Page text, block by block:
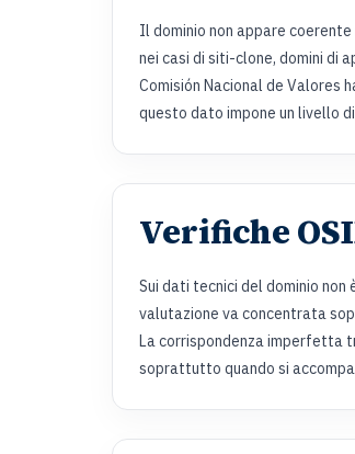
Il dominio non appare
nei casi di siti-clone, domini di
Comisión Nacional de
questo dato impone un livello
Verifiche
Sui dati tecnici del dominio non
valutazione va concentrata
La corrispondenza imperfetta
soprattutto quando si